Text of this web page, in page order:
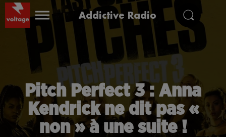
Addictive Radio
Pitch Perfect 3 : Anna
Kendrick ne dit pas «
non » à une suite !